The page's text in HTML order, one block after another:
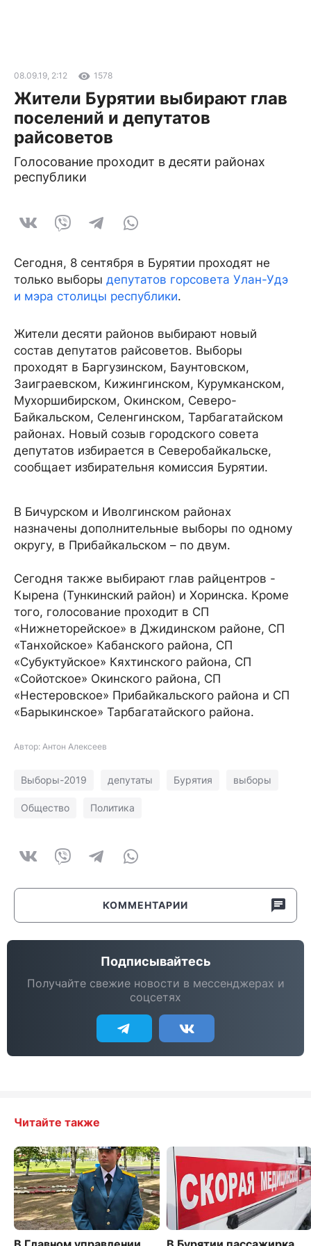
08.09.19, 2:12 1578
Жители Бурятии выбирают глав
поселений и депутатов
райсоветов
Голосование проходит в десяти районах
республики
Сегодня, 8 сентября в Бурятии проходят не
только выборы депутатов горсовета Улан-Удэ
и мэра столицы республики.
Жители десяти районов выбирают новый
состав депутатов райсоветов. Выборы
проходят в Баргузинском, Баунтовском,
Заиграевском, Кижингинском, Курумканском,
Мухоршибирском, Окинском, Северо-
Байкальском, Селенгинском, Тарбагатайском
районах. Новый созыв городского совета
депутатов избирается в Северобайкальске,
сообщает избирательня комиссия Бурятии.
В Бичурском и Иволгинском районах
назначены дополнительные выборы по одному
округу, в Прибайкальском – по двум.
Сегодня также выбирают глав райцентров -
Кырена (Тункинский район) и Хоринска. Кроме
того, голосование проходит в СП
«Нижнеторейское» в Джидинском районе, СП
«Танхойское» Кабанского района, СП
«Субуктуйское» Кяхтинского района, СП
«Сойотское» Окинского района, СП
«Нестеровское» Прибайкальского района и СП
«Барыкинское» Тарбагатайского района.
Автор: Антон Алексеев
Выборы-2019 депутаты Бурятия выборы
Общество Политика
КОММЕНТАРИИ
Подписывайтесь
Получайте свежие новости в мессенджерах и
соцсетях
Читайте также